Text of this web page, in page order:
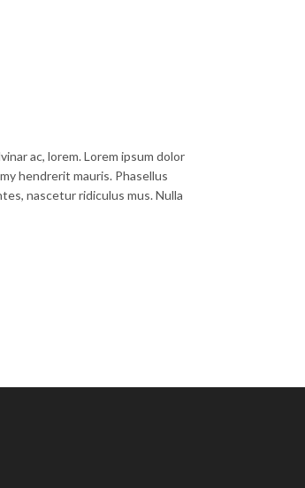
ac, lorem. Lorem ipsum dolor
hendrerit mauris. Phasellus
nascetur ridiculus mus. Nulla